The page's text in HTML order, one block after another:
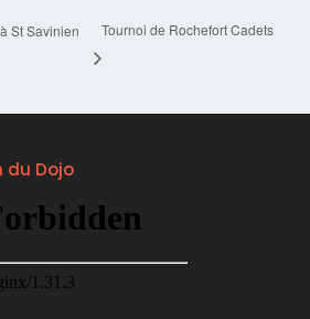
St Savinien Tournoi de Rochefort Cadets
du Dojo